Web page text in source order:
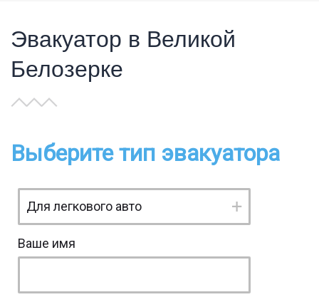
Эвакуатор в Великой
Белозерке
Выберите тип эвакуатора
Ваше имя